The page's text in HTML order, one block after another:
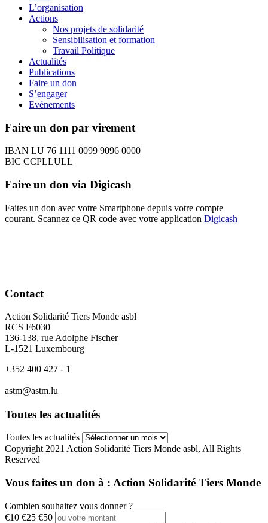
L’organisation
Actions
Nos projets de solidarité
Sensibilisation et formation
Travail Politique
Actualités
Publications
Faire un don
S’engager
Evénements
Faire un don par virement
IBAN LU 76 1111 0099 9096 0000
BIC CCPLLULL
Faire un don via Digicash
Faites un don avec votre Smartphone depuis votre compte
courant. Scannez ce QR code avec votre application Digicash
Contact
Action Solidarité Tiers Monde asbl
RCS F6030
136-138, rue Adolphe Fischer
L-1521 Luxembourg
+352 400 427 - 1
astm@astm.lu
Toutes les actualités
Toutes les actualités
Copyright 2021 Action Solidarité Tiers Monde asbl, All Rights
Reserved
Vous faites un don à : Action Solidarité Tiers Monde
Combien souhaitez vous donner ?
€10 €25 €50